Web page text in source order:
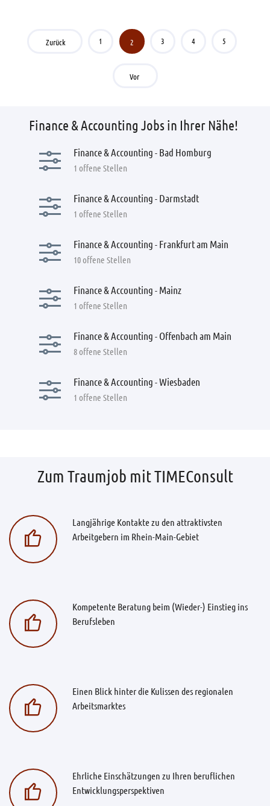
Finance & Accounting Jobs in Ihrer Nähe!
Finance & Accounting - Bad Homburg
1 offene Stellen
Finance & Accounting - Darmstadt
1 offene Stellen
Finance & Accounting - Frankfurt am Main
10 offene Stellen
Finance & Accounting - Mainz
1 offene Stellen
Finance & Accounting - Offenbach am Main
8 offene Stellen
Finance & Accounting - Wiesbaden
1 offene Stellen
Zurück 1 2 3 4 5
Vor
Zum Traumjob mit TIMEConsult
Langjährige Kontakte zu den attraktivsten
Arbeitgebern im Rhein-Main-Gebiet
Kompetente Beratung beim (Wieder-) Einstieg ins
Berufsleben
Einen Blick hinter die Kulissen des regionalen
Arbeitsmarktes
Ehrliche Einschätzungen zu Ihren beruflichen
Entwicklungsperspektiven